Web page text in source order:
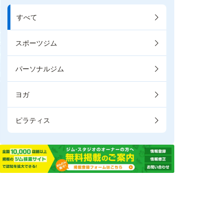
すべて
スポーツジム
パーソナルジム
ヨガ
ピラティス